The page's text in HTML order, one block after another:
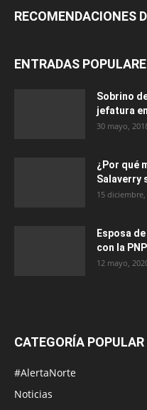
RECOMENDACIONES
ENTRADAS
Sobrino
jefatura
30 mayo,
¿Por qué
Salaverry
15 diciembre,
Esposa
con la
12 mayo,
CATEGORÍA POPULAR
#AlertaNorte
Noticias